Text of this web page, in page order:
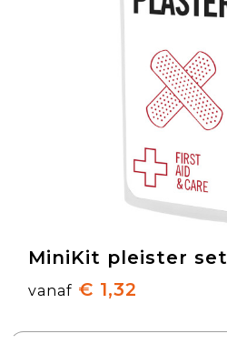
MiniKit pleister set
vanaf € 1,32